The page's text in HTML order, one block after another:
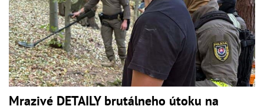
Mrazivé DETAILY brutálneho útoku na